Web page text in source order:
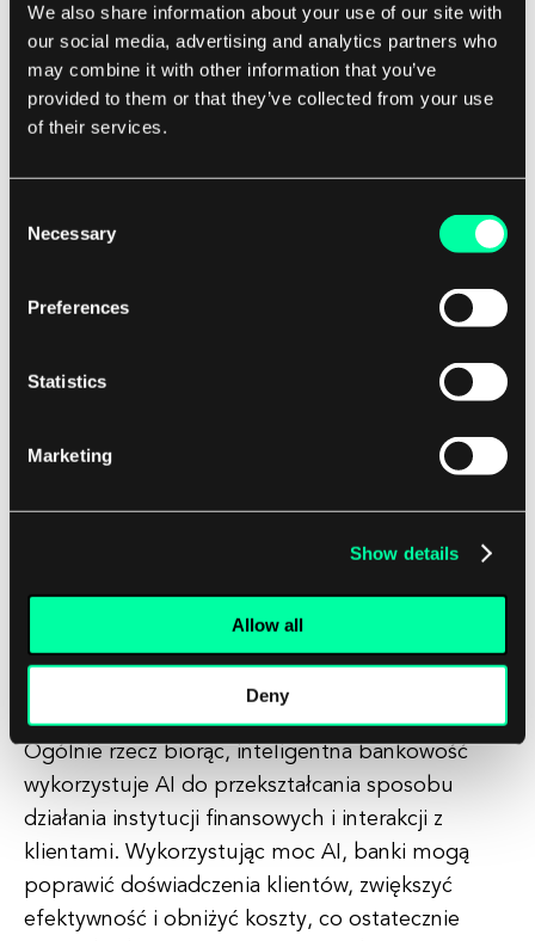
We also share information about your use of our site with
our social media, advertising and analytics partners who
may combine it with other information that you’ve
provided to them or that they’ve collected from your use
of their services.
Selection
Necessary
Preferences
Statistics
Marketing
Show details
Allow all
Deny
operacyjnej. Na przykład algorytmy zasilane AI
mogą analizować dane historyczne w celu
przewidywania wzorców przepływu gotówki i
optymalizacji zarządzania płynnością. Pomaga to
zobowiązaniami, redukując ryzyko niedoborów
automatyzacji zadań w biurze, takich jak
dokumentów. Dzięki technologii rozpoznawania
istotne informacje z dokumentów, takich jak
wprowadzać je bezpośrednio do systemów
bankowych. Zmniejsza to nie tylko ryzyko błędów
danych, ale także uwalnia pracowników do
skoncentrowania się na bardziej strategicznych
Ogólnie rzecz biorąc, inteligentna bankowość
wykorzystuje AI do przekształcania sposobu
działania instytucji finansowych i interakcji z
klientami. Wykorzystując moc AI, banki mogą
poprawić doświadczenia klientów, zwiększyć
efektywność i obniżyć koszty, co ostatecznie